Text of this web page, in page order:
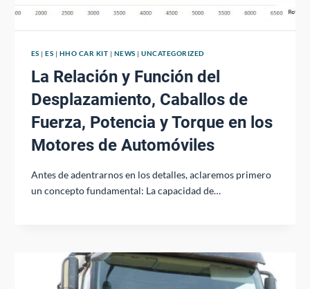
ES |ES | HHO CAR KIT | NEWS |UNCATEGORIZED
La Relación y Función del
Desplazamiento, Caballos de
Fuerza, Potencia y Torque en los
Motores de Automóviles
Antes de adentrarnos en los detalles, aclaremos primero
un concepto fundamental: La capacidad de…